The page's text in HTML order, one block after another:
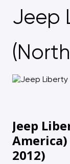
Jeep
Jeep
2012)